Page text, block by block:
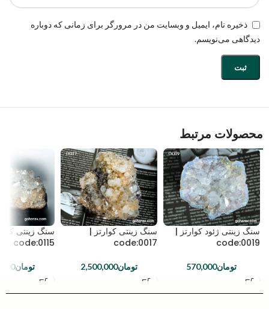
ذخیره نام، ایمیل و وبسایت من در مرورگر برای زمانی که دوباره
دیدگاهی می‌نویسم.
محصولات مرتبط
سنگ زینتی ژئود کوارتز |
code:0019
تومان570,000
سنگ زینتی کوارتز |
code:0017
تومان2,500,000
سنگ زینتی
code:0115
تومان